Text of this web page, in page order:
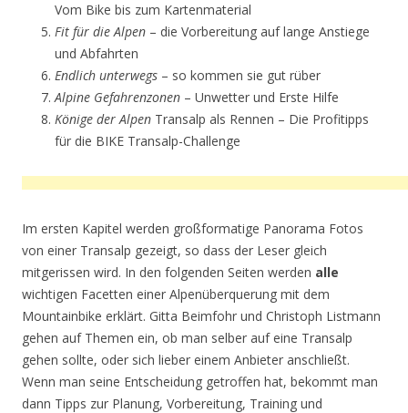
Vom Bike bis zum Kartenmaterial
Fit für die Alpen – die Vorbereitung auf lange Anstiege
und Abfahrten
Endlich unterwegs – so kommen sie gut rüber
Alpine Gefahrenzonen – Unwetter und Erste Hilfe
Könige der Alpen Transalp als Rennen – Die Profitipps
für die BIKE Transalp-Challenge
Im ersten Kapitel werden großformatige Panorama Fotos
von einer Transalp gezeigt, so dass der Leser gleich
mitgerissen wird. In den folgenden Seiten werden alle
wichtigen Facetten einer Alpenüberquerung mit dem
Mountainbike erklärt. Gitta Beimfohr und Christoph Listmann
gehen auf Themen ein, ob man selber auf eine Transalp
gehen sollte, oder sich lieber einem Anbieter anschließt.
Wenn man seine Entscheidung getroffen hat, bekommt man
dann Tipps zur Planung, Vorbereitung, Training und